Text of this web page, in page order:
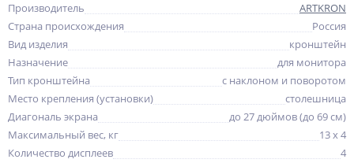
Производитель
ARTKRON
Страна происхождения
Россия
Вид изделия
кронштейн
Назначение
для монитора
Тип кронштейна
с наклоном и поворотом
Место крепления (установки)
столешница
Диагональ экрана
до 27 дюймов (до 69 см)
Максимальный вес, кг
13 x 4
Количество дисплеев
4